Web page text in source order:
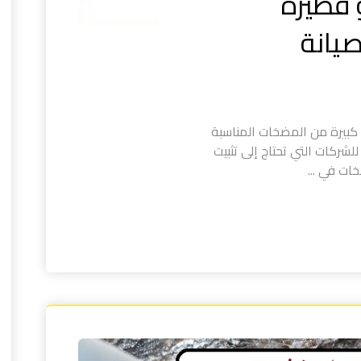
من المضخات المناسبة
التي تحتاج إلى تثبيت
في ...